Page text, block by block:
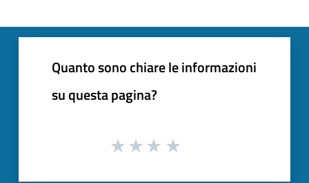
Quanto sono chiare le informazioni
su questa pagina?